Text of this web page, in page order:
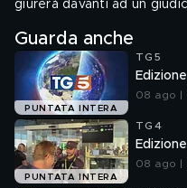
giurerà davanti ad un
Guarda anche
PUNTATA INTERA
TG5
08 ago |
PUNTATA INTERA
TG4
08 ago |